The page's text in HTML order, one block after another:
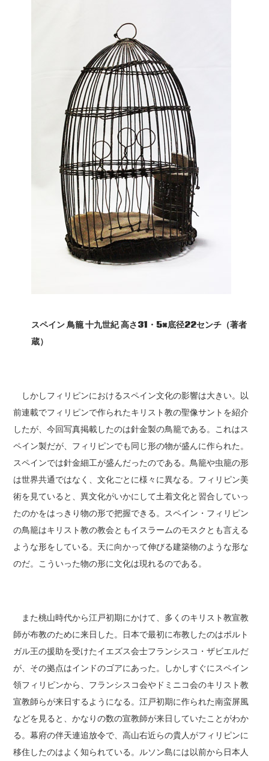
スペイン鳥籠十九世紀高さ31・5×底径22センチ（著者
蔵）
しかしフィリピンにおけるスペイン文化の影響は大きい。以
前連載でフィリピンで作られたキリスト教の聖像サントを紹介
したが、今回写真掲載したのは針金製の鳥籠である。これはス
ペイン製だが、フィリピンでも同じ形の物が盛んに作られた。
スペインでは針金細工が盛んだったのである。鳥籠や虫籠の形
は世界共通ではなく、文化ごとに様々に異なる。フィリピン美
術を見ていると、異文化がいかにして土着文化と習合していっ
たのかをはっきり物の形で把握できる。スペイン・フィリピン
の鳥籠はキリスト教の教会ともイスラームのモスクとも言える
ような形をしている。天に向かって伸びる建築物のような形な
のだ。こういった物の形に文化は現れるのである。
また桃山時代から江戸初期にかけて、多くのキリスト教宣教
師が布教のために来日した。日本で最初に布教したのはポルト
ガル王の援助を受けたイエズス会士フランシスコ・ザビエルだ
が、その拠点はインドのゴアにあった。しかしすぐにスペイン
領フィリピンから、フランシスコ会やドミニコ会のキリスト教
宣教師らが来日するようになる。江戸初期に作られた南蛮屏風
などを見ると、かなりの数の宣教師が来日していたことがわか
る。幕府の伴天連追放令で、高山右近らの貴人がフィリピンに
移住したのはよく知られている。ルソン島には以前から日本人